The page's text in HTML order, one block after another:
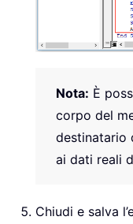
Nota: È
corpo del
destinatario
ai dati reali
Chiudi e salva